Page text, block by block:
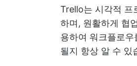
Trello는 시각적 프
하며, 원활하게 협
용하여 워크플로
될지 항상 알 수 있